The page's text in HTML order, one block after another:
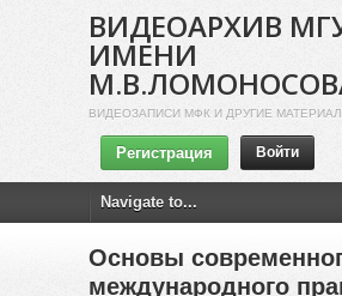
ВИДЕОАРХИВ
ИМЕНИ
ВИДЕОЗАПИСИ МФК И ДРУГИЕ
Регистрация Войти
Основы
международного